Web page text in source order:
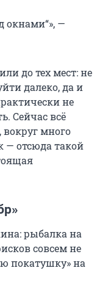
окнами“», —
до тех мест: не
далеко, да и
не
Сейчас всё
вокруг много
— отсюда такой
рыбалка на
совсем не
покатушку» на